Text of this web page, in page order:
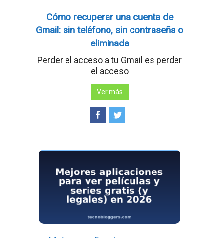
Cómo recuperar una cuenta de
Gmail: sin teléfono, sin contraseña o
eliminada
Perder el acceso a tu Gmail es perder
el acceso
Ver más